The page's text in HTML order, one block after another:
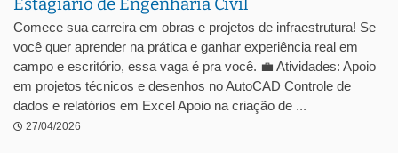
Comece sua carreira em obras e projetos de infraestrutura! Se
você quer aprender na prática e ganhar experiência real em
campo e escritório, essa vaga é pra você. 💼 Atividades: Apoio
em projetos técnicos e desenhos no AutoCAD Controle de
dados e relatórios em Excel Apoio na criação de ...
27/04/2026